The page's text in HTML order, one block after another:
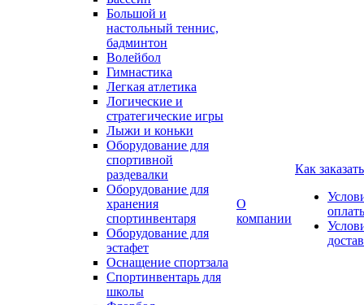
Большой и
настольный теннис,
бадминтон
Волейбол
Гимнастика
Легкая атлетика
Логические и
стратегические игры
Лыжи и коньки
Оборудование для
спортивной
раздевалки
Оборудование для
хранения
спортинвентаря
Оборудование для
эстафет
Оснащение спортзала
Спортинвентарь для
школы
О
компании
Как